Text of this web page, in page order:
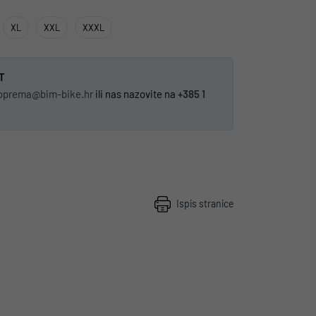
XL XXL XXXL
bike.hr ili nas nazovite na +385 1
Ispis stranice